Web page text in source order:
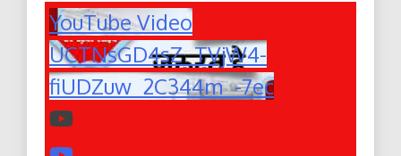
YouTube Video
UCTNsGD4sZ_TVjW4-
fiUDZuw_2C344m_-7ec